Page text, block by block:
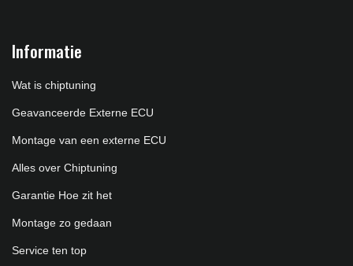
Informatie
Wat is chiptuning
Geavanceerde Externe ECU
Montage van een externe ECU
Alles over Chiptuning
Garantie Hoe zit het
Montage zo gedaan
Service ten top